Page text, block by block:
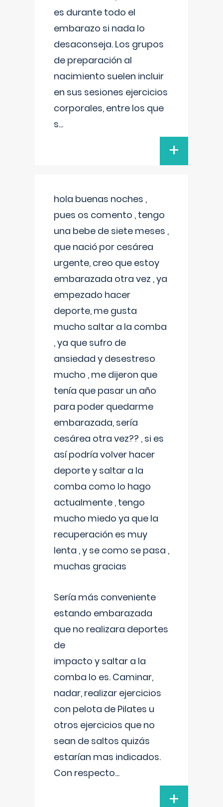
es durante todo el
embarazo si nada lo
desaconseja. Los grupos
de preparación al
nacimiento suelen incluir
en sus sesiones ejercicios
corporales, entre los que
s...
+
hola buenas noches ,
pues os comento , tengo
una bebe de siete meses ,
que nació por cesárea
urgente, creo que estoy
embarazada otra vez , ya
empezado hacer
deporte, me gusta
mucho saltar a la comba
, ya que sufro de
ansiedad y desestreso
mucho , me dijeron que
tenía que pasar un año
para poder quedarme
embarazada, sería
cesárea otra vez?? , si es
así podría volver hacer
deporte y saltar a la
comba como lo hago
actualmente , tengo
mucho miedo ya que la
recuperación es muy
lenta , y se como se pasa ,
muchas gracias
Sería más conveniente
estando embarazada
que no realizara deportes
de
impacto y saltar a la
comba lo es. Caminar,
nadar, realizar ejercicios
con pelota de Pilates u
otros ejercicios que no
sean de saltos quizás
estarían mas indicados.
Con respecto...
+